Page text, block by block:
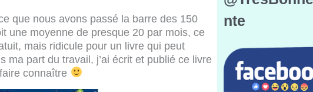
que nous avons passé la barre des 150
une moyenne de presque 20 par mois, ce
mais ridicule pour un livre qui peut
part du travail, j’ai écrit et publié ce livre
connaître
nte